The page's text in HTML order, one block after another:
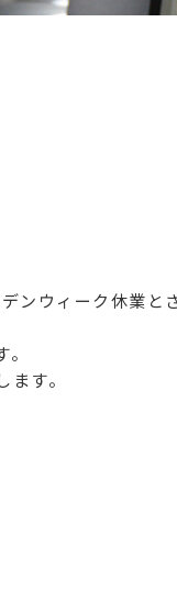
ンウィーク休業と
す。